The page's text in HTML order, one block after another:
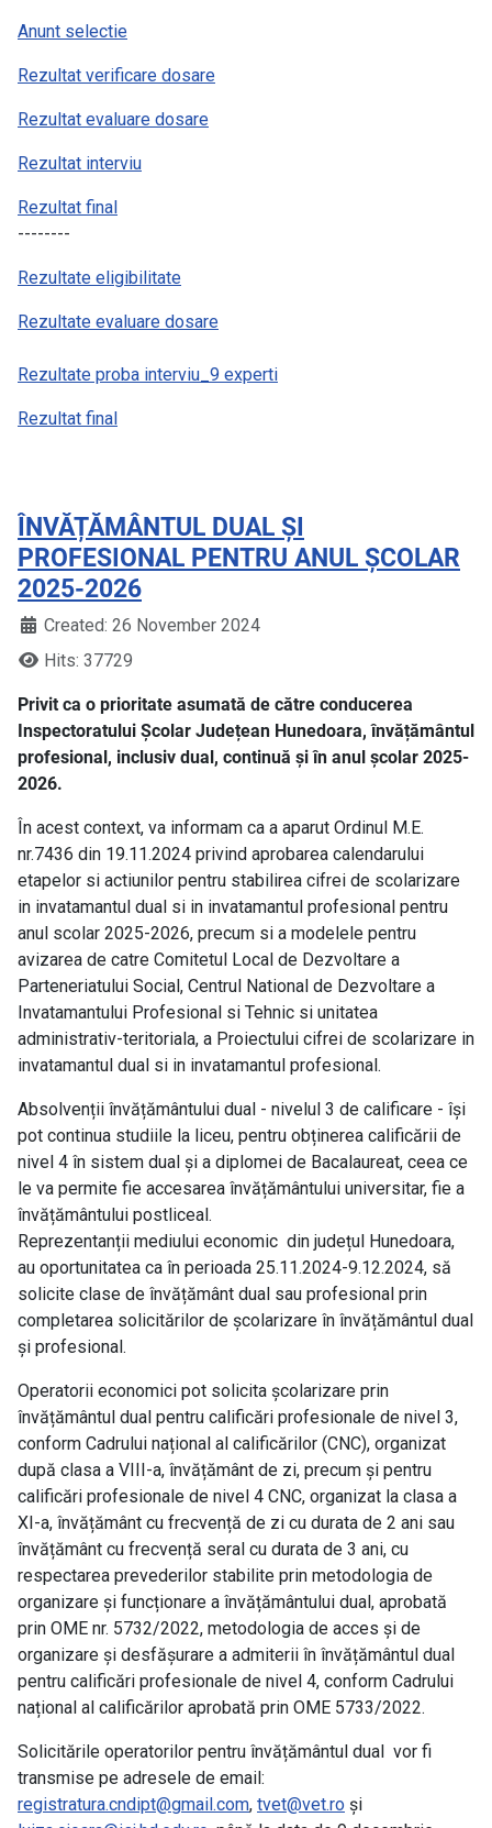
Anunt selectie
Rezultat verificare dosare
Rezultat evaluare dosare
Rezultat interviu
Rezultat final
--------
Rezultate eligibilitate
Rezultate evaluare dosare
Rezultate proba interviu_9 experti
Rezultat final
ÎNVĂȚĂMÂNTUL DUAL ȘI
PROFESIONAL PENTRU ANUL ȘCOLAR
2025-2026
Created: 26 November 2024
Hits: 37729
Privit ca o prioritate asumată de către conducerea
Inspectoratului Școlar Județean Hunedoara, învățământul
profesional, inclusiv dual, continuă și în anul școlar 2025-
2026.
În acest context, va informam ca a aparut Ordinul M.E.
nr.7436 din 19.11.2024 privind aprobarea calendarului
etapelor si actiunilor pentru stabilirea cifrei de scolarizare
in invatamantul dual si in invatamantul profesional pentru
anul scolar 2025-2026, precum si a modelele pentru
avizarea de catre Comitetul Local de Dezvoltare a
Parteneriatului Social, Centrul National de Dezvoltare a
Invatamantului Profesional si Tehnic si unitatea
administrativ-teritoriala, a Proiectului cifrei de scolarizare in
invatamantul dual si in invatamantul profesional.
Absolvenții învățământului dual - nivelul 3 de calificare - își
pot continua studiile la liceu, pentru obținerea calificării de
nivel 4 în sistem dual și a diplomei de Bacalaureat, ceea ce
le va permite fie accesarea învățământului universitar, fie a
învățământului postliceal.
Reprezentanții mediului economic din județul Hunedoara,
au oportunitatea ca în perioada 25.11.2024-9.12.2024, să
solicite clase de învățământ dual sau profesional prin
completarea solicitărilor de școlarizare în învățământul dual
și profesional.
Operatorii economici pot solicita școlarizare prin
învățământul dual pentru calificări profesionale de nivel 3,
conform Cadrului național al calificărilor (CNC), organizat
după clasa a VIII-a, învățământ de zi, precum și pentru
calificări profesionale de nivel 4 CNC, organizat la clasa a
XI-a, învățământ cu frecvență de zi cu durata de 2 ani sau
învățământ cu frecvență seral cu durata de 3 ani, cu
respectarea prevederilor stabilite prin metodologia de
organizare și funcționare a învățământului dual, aprobată
prin OME nr. 5732/2022, metodologia de acces și de
organizare și desfășurare a admiterii în învățământul dual
pentru calificări profesionale de nivel 4, conform Cadrului
național al calificărilor aprobată prin OME 5733/2022.
Solicitările operatorilor pentru învățământul dual vor fi
transmise pe adresele de email:
registratura.cndipt@gmail.com, tvet@vet.ro și